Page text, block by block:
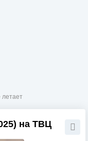
летает
на ТВЦ